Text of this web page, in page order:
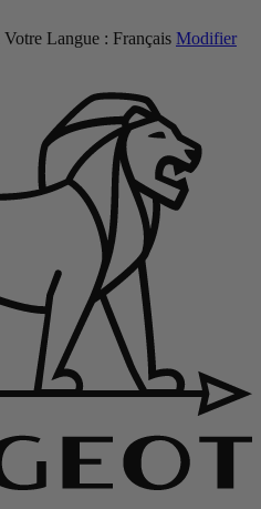
Votre Langue : Français Modifier